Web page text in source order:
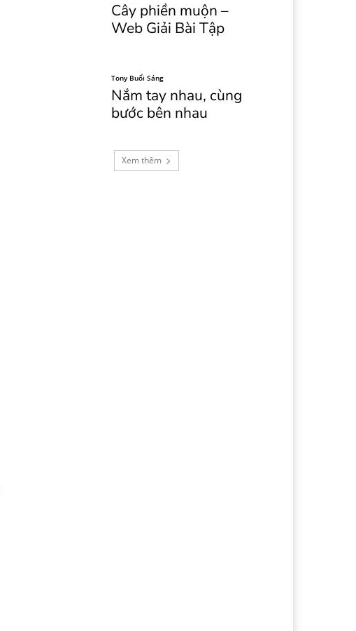
Cây phiền muộn –
Web Giải Bài Tập
Tony Buổi Sáng
Nắm tay nhau, cùng
bước bên nhau
Xem thêm